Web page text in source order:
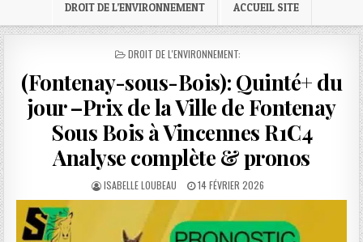
DROIT DE L’ENVIRONNEMENT ACCUEIL SITE
POSTED
DROIT DE L'ENVIRONNEMENT:
(Fontenay-sous-Bois): Quinté+ du
jour –Prix de la Ville de Fontenay
Sous Bois à Vincennes R1C4
Analyse complète & pronos
AUTHOR:
ISABELLE LOUBEAU
PUBLISHED
DATE:
14 FÉVRIER 2026